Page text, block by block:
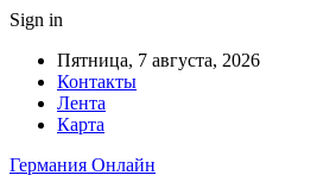
Sign in
Пятница, 7 августа, 2026
Контакты
Лента
Карта
Германия Онлайн